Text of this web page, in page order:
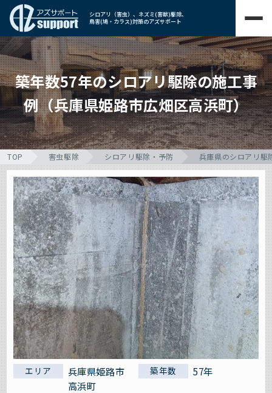
シロアリ（害虫）、ネズミ(害獣)駆除、
鳥害(鳩・カラス)対策のアズサポート
築年数57年のシロアリ駆除の施工事
例（兵庫県姫路市広畑区高浜町）
TOP 害虫駆除 シロアリ駆除・予防 兵庫県のシロアリ駆
エリア
兵庫県姫路市
高浜町
築年数 57年